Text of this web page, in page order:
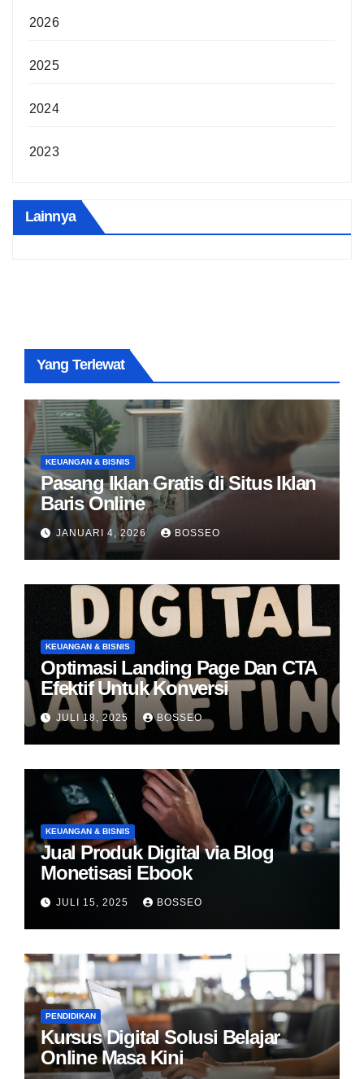
2026
2025
2024
2023
Lainnya
Yang Terlewat
KEUANGAN & BISNIS
Pasang Iklan Gratis di Situs Iklan
Baris Online
JANUARI 4, 2026 BOSSEO
KEUANGAN & BISNIS
Optimasi Landing Page Dan CTA
Efektif Untuk Konversi
JULI 18, 2025 BOSSEO
KEUANGAN & BISNIS
Jual Produk Digital via Blog
Monetisasi Ebook
JULI 15, 2025 BOSSEO
PENDIDIKAN
Kursus Digital Solusi Belajar
Online Masa Kini